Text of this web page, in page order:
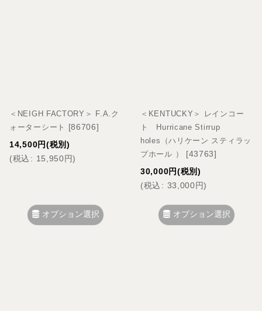
＜NEIGH FACTORY＞ F.A.ク
ォーターシート
[86706]
14,500円(税別)
(税込 : 15,950円)
オプション選択
＜KENTUCKY＞ レインコー
ト Hurricane Stirrup
holes（ハリケーン スティラッ
プホール ）
[43763]
30,000円(税別)
(税込 : 33,000円)
オプション選択